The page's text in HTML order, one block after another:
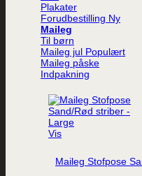
Plakater
Forudbestilling
Maileg
Til børn
Maileg jul
Maileg påske
Indpakning
Vis
Maileg Stofpose